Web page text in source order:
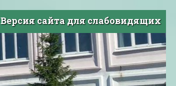
Версия сайта для слабовидящих